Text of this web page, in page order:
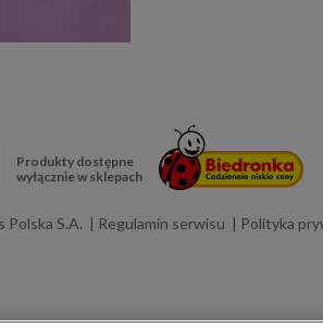
Produkty dostępne
wyłącznie w sklepach
S.A. Regulamin serwisu Polityka